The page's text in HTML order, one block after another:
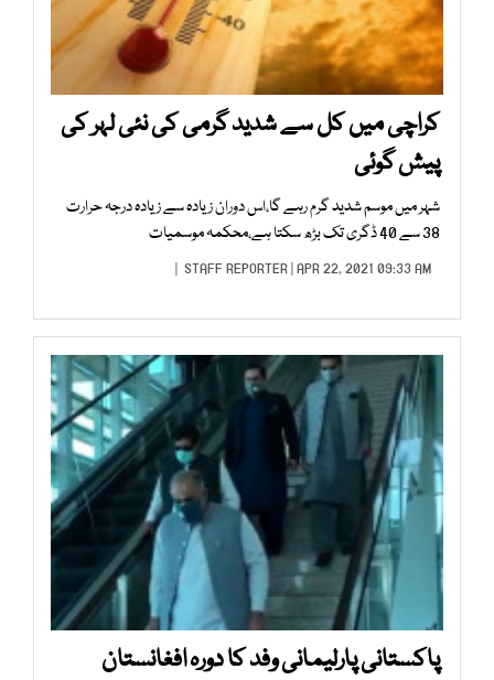
کراچی میں کل سے شدید گرمی کی نئی لہر کی
پیش گوئی
شہر میں موسم شدید گرم رہے گا،اس دوران زیادہ سے زیادہ درجہ حرارت
38 سے 40 ڈگری تک بڑھ سکتا ہے،محکمہ موسمیات
STAFF REPORTER| APR 22, 2021 09:33 AM |
پاکستانی پارلیمانی وفد کا دورہ افغانستان